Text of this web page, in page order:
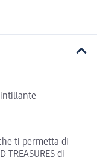
ti permetta di
di